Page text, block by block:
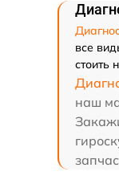
все
стоить
наш